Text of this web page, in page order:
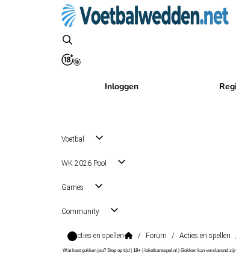
Inloggen
Voetbal
WK 2026 Pool
Games
Community
Acties en spellen / Forum / Acties en spellen
Wat kost gokken jou? Stop op tijd | 18+ | loketkansspel.nl | Gokken kan verslavend